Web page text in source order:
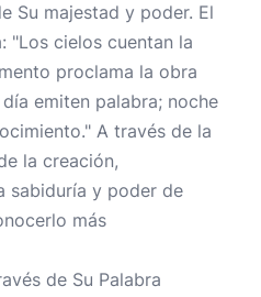
Su majestad y poder. El
"Los cielos cuentan la
proclama la obra
emiten palabra; noche
A través de la
la creación,
sabiduría y poder de
más
de Su Palabra